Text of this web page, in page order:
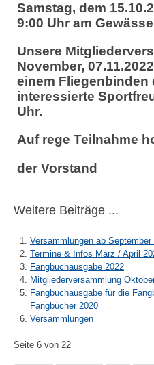
Samstag, dem
9:00 Uhr am
Unsere
November,
einem Fliegenbinden
interessierte
Uhr.
Auf rege Teilnahme
der Vorstand
Weitere Beiträge ...
Versammlungen ab September
Termine & Infos März / April
Fangbuchausgabe 2022
Mitgliederversammlung
Fangbuchausgabe für die
Fangbücher 2020
Versammlungen
Seite 6 von 22